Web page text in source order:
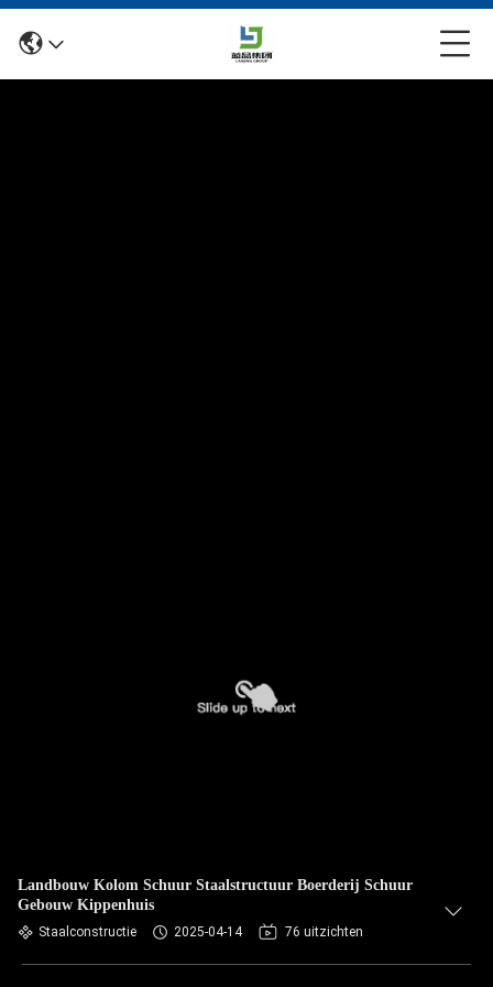
Landbouw Kolom Schuur Staalstructuur Boerderij Schuur
Gebouw Kippenhuis
Staalconstructie 2025-04-14 76 uitzichten